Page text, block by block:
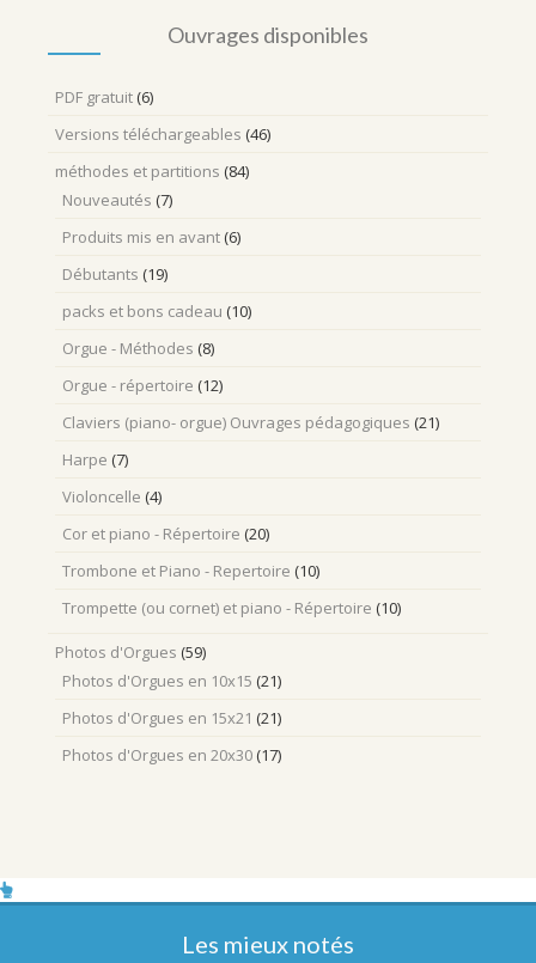
Ouvrages disponibles
PDF gratuit (6)
Versions téléchargeables (46)
méthodes et partitions (84)
Nouveautés (7)
Produits mis en avant (6)
Débutants (19)
packs et bons cadeau (10)
Orgue - Méthodes (8)
Orgue - répertoire (12)
Claviers (piano- orgue) Ouvrages pédagogiques (21)
Harpe (7)
Violoncelle (4)
Cor et piano - Répertoire (20)
Trombone et Piano - Repertoire (10)
Trompette (ou cornet) et piano - Répertoire (10)
Photos d'Orgues (59)
Photos d'Orgues en 10x15 (21)
Photos d'Orgues en 15x21 (21)
Photos d'Orgues en 20x30 (17)
Les mieux notés